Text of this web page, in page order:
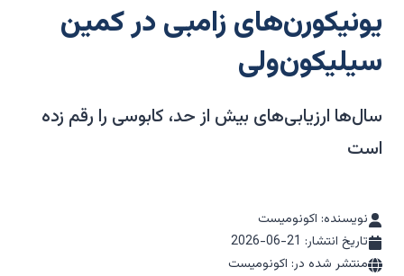
یونیکورن‌های زامبی در کمین
سیلیکون‌ولی
سال‌ها ارزیابی‌های بیش از حد، کابوسی را رقم زده
است
نویسنده: اکونومیست
تاریخ انتشار: 2026-06-21
منتشر شده در: اکونومیست